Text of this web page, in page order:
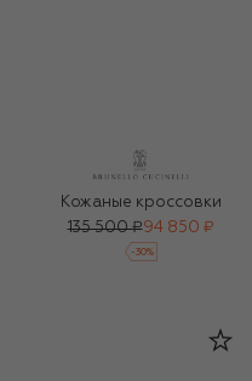
Кожаные кроссовки
135 500 ₽94 850 ₽
-30%